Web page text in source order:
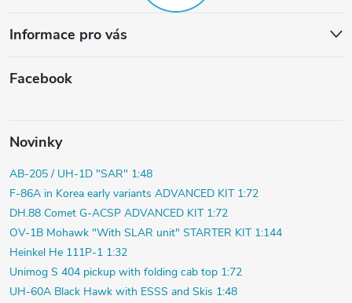
Informace pro vás
Facebook
Novinky
AB-205 / UH-1D "SAR" 1:48
F-86A in Korea early variants ADVANCED KIT 1:72
DH.88 Comet G-ACSP ADVANCED KIT 1:72
OV-1B Mohawk "With SLAR unit" STARTER KIT 1:144
Heinkel He 111P-1 1:32
Unimog S 404 pickup with folding cab top 1:72
UH-60A Black Hawk with ESSS and Skis 1:48